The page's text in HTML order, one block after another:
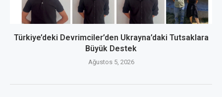
Türkiye’deki Devrimciler’den Ukrayna’daki Tutsaklara
Büyük Destek
Ağustos 5, 2026